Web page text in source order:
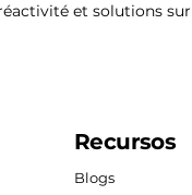
et solutions sur
Recursos
Blogs